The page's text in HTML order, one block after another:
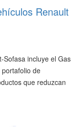
Renault
Sofasa incluye el Gas
de
que reduzcan